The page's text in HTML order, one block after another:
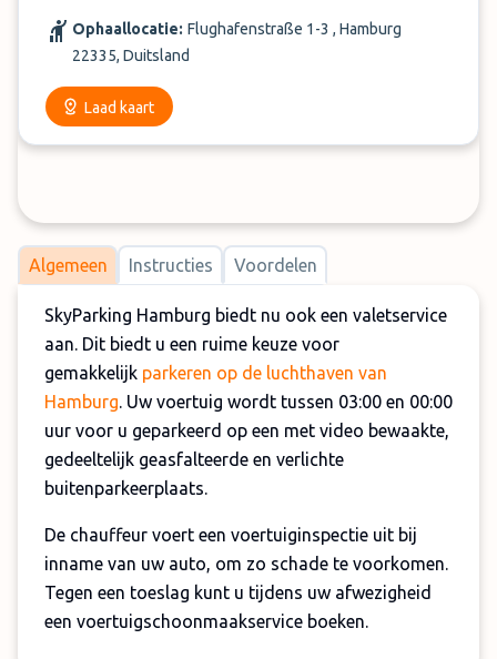
Ophaallocatie: Flughafenstraße 1-3 , Hamburg
22335, Duitsland
Laad kaart
Algemeen Instructies Voordelen
SkyParking Hamburg biedt nu ook een valetservice
aan. Dit biedt u een ruime keuze voor
gemakkelijk parkeren op de luchthaven van
Hamburg. Uw voertuig wordt tussen 03:00 en 00:00
uur voor u geparkeerd op een met video bewaakte,
gedeeltelijk geasfalteerde en verlichte
buitenparkeerplaats.
De chauffeur voert een voertuiginspectie uit bij
inname van uw auto, om zo schade te voorkomen.
Tegen een toeslag kunt u tijdens uw afwezigheid
een voertuigschoonmaakservice boeken.